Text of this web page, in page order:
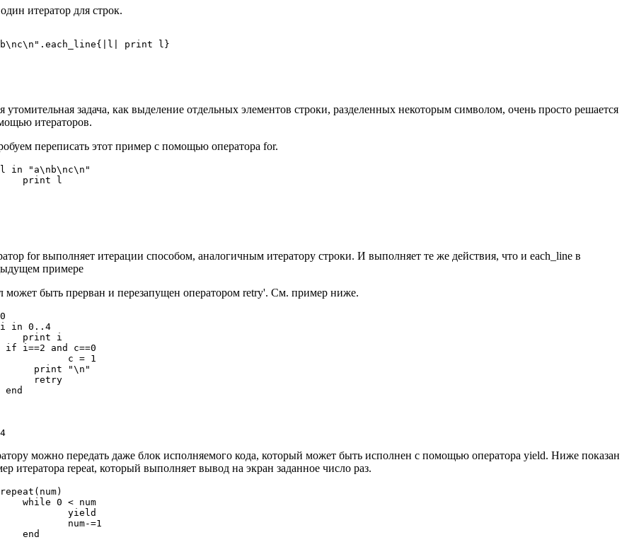
итератор для строк.
print l}
утомительная задача, как выделение отдельных элементов строки, разделенных некоторым символом, очень просто решается
итераторов.
переписать этот пример с помощью оператора for.
in "a\nb\nc\n"
print l
for выполняет итерации способом, аналогичным итератору строки. И выполняет те же действия, что и each_line в
примере
может быть прерван и перезапущен оператором retry'. См. пример ниже.
in 0..4
print i
if i==2 and c==0
c = 1
print "\n"
retry
end
можно передать даже блок исполняемого кода, который может быть исполнен с помощью оператора yield. Ниже показан
итератора repeat, который выполняет вывод на экран заданное число раз.
while 0 < num
yield
num-=1
end